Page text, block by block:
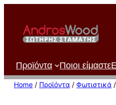
περιεχόμενο
Προϊόντα Ποιοι είμαστε
Home / Προϊόντα / Φωτιστικά /